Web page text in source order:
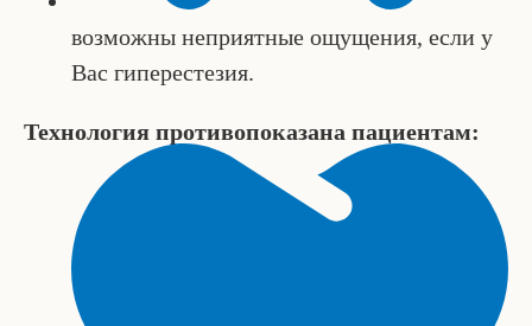
возможны неприятные ощущения, если у
Вас гиперестезия.
Технология противопоказана пациентам: